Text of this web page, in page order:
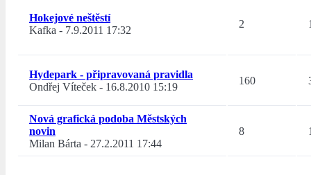
Hokejové neštěstí
Kafka - 7.9.2011 17:32
2
Hydepark - připravovaná pravidla
Ondřej Víteček - 16.8.2010 15:19
160
Nová grafická podoba Městských
novin
Milan Bárta - 27.2.2011 17:44
8